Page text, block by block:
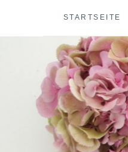
content
STARTSEITE